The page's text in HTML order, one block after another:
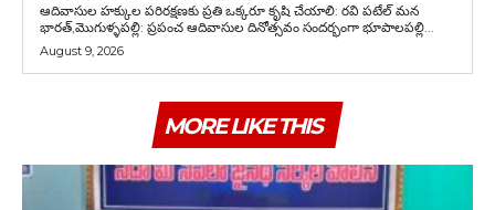
ఆదివాసుల హక్కుల పరిరక్షణకు ప్రతి ఒక్కరూ కృషి చేయాలి: రవి పటేల్ మన
భారత్,మొగుళ్ళపల్లి: ప్రపంచ ఆదివాసుల దినోత్సవం సందర్భంగా భూపాలపల్లి...
August 9, 2026
MORE LIKE THIS